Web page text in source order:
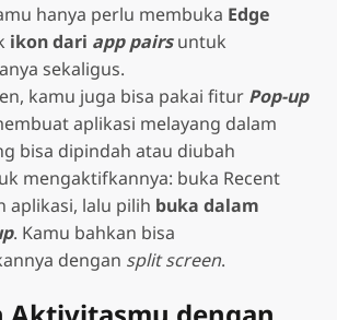
hanya perlu membuka Edge
ikon dari app pairs untuk
sekaligus.
kamu juga bisa pakai fitur Pop-up
aplikasi melayang dalam
bisa dipindah atau diubah
mengaktifkannya: buka Recent
aplikasi, lalu pilih buka dalam
. Kamu bahkan bisa
dengan split screen.